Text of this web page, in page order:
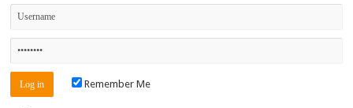
Remember Me